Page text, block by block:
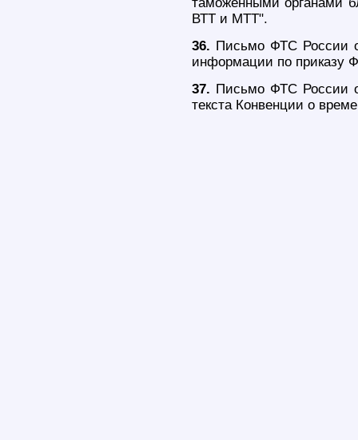
ВТТ и МТТ".
36. Письмо ФТС России
информации по приказу
37. Письмо ФТС России
текста Конвенции о